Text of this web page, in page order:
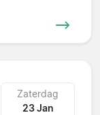
Zaterdag
23 Jan